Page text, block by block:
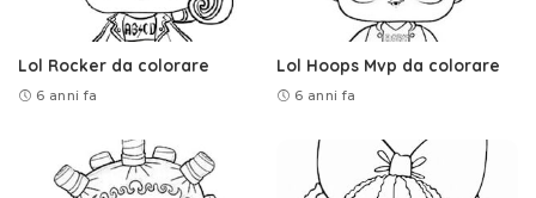
Lol Rocker da colorare
6 anni fa
Lol Hoops Mvp da colorare
6 anni fa